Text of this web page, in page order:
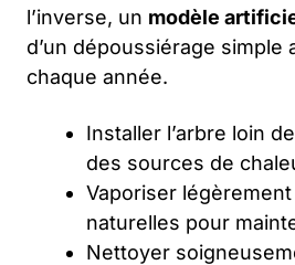
l’inverse, un modèle
d’un dépoussiérage simple
chaque année.
Installer l’arbre loin
des sources de
Vaporiser
naturelles pour
Nettoyer